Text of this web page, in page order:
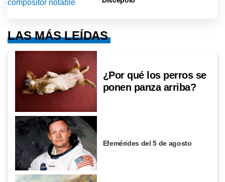
LAS MÁS LEÍDAS
¿Por qué los perros se
ponen panza arriba?
Efemérides del 5 de agosto